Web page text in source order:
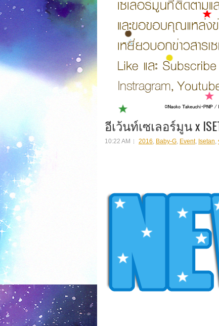
อีเว้นท์เซเลอร์มูน x
10:22 AM 2016, Baby-G, Event, Isetan,